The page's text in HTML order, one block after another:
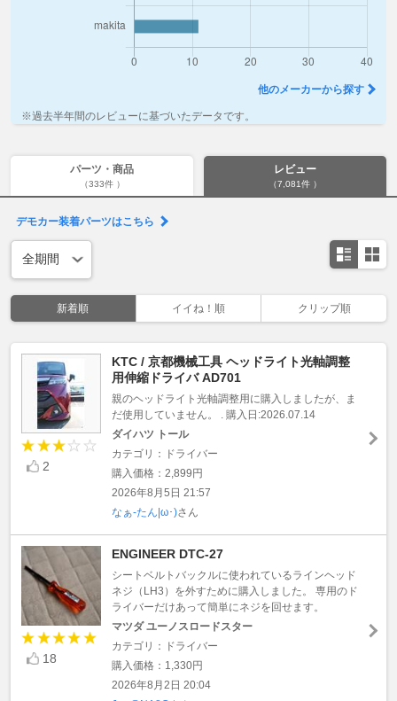
他のメーカーから探す
※過去半年間のレビューに基づいたデータです。
パーツ・商品
（333件 ）
レビュー
（7,081件 ）
デモカー装着パーツはこちら
新着順 イイね！順 クリップ順
2
KTC / 京都機械工具 ヘッドライト光軸調整
用伸縮ドライバ AD701
親のヘッドライト光軸調整用に購入しましたが、ま
だ使用していません。 . 購入日:2026.07.14
ダイハツ トール
カテゴリ：ドライバー
購入価格：2,899円
2026年8月5日 21:57
なぁ-たん|ω･)さん
18
ENGINEER DTC-27
シートベルトバックルに使われているラインヘッド
ネジ（LH3）を外すために購入しました。 専用のド
ライバーだけあって簡単にネジを回せます。
マツダ ユーノスロードスター
カテゴリ：ドライバー
購入価格：1,330円
2026年8月2日 20:04